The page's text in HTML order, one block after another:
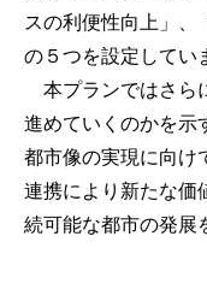
スの利便性向上」、
の５つを設定してい
本プランではさら
進めていくのかを示
都市像の実現に向け
連携により新たな価
続可能な都市の発展